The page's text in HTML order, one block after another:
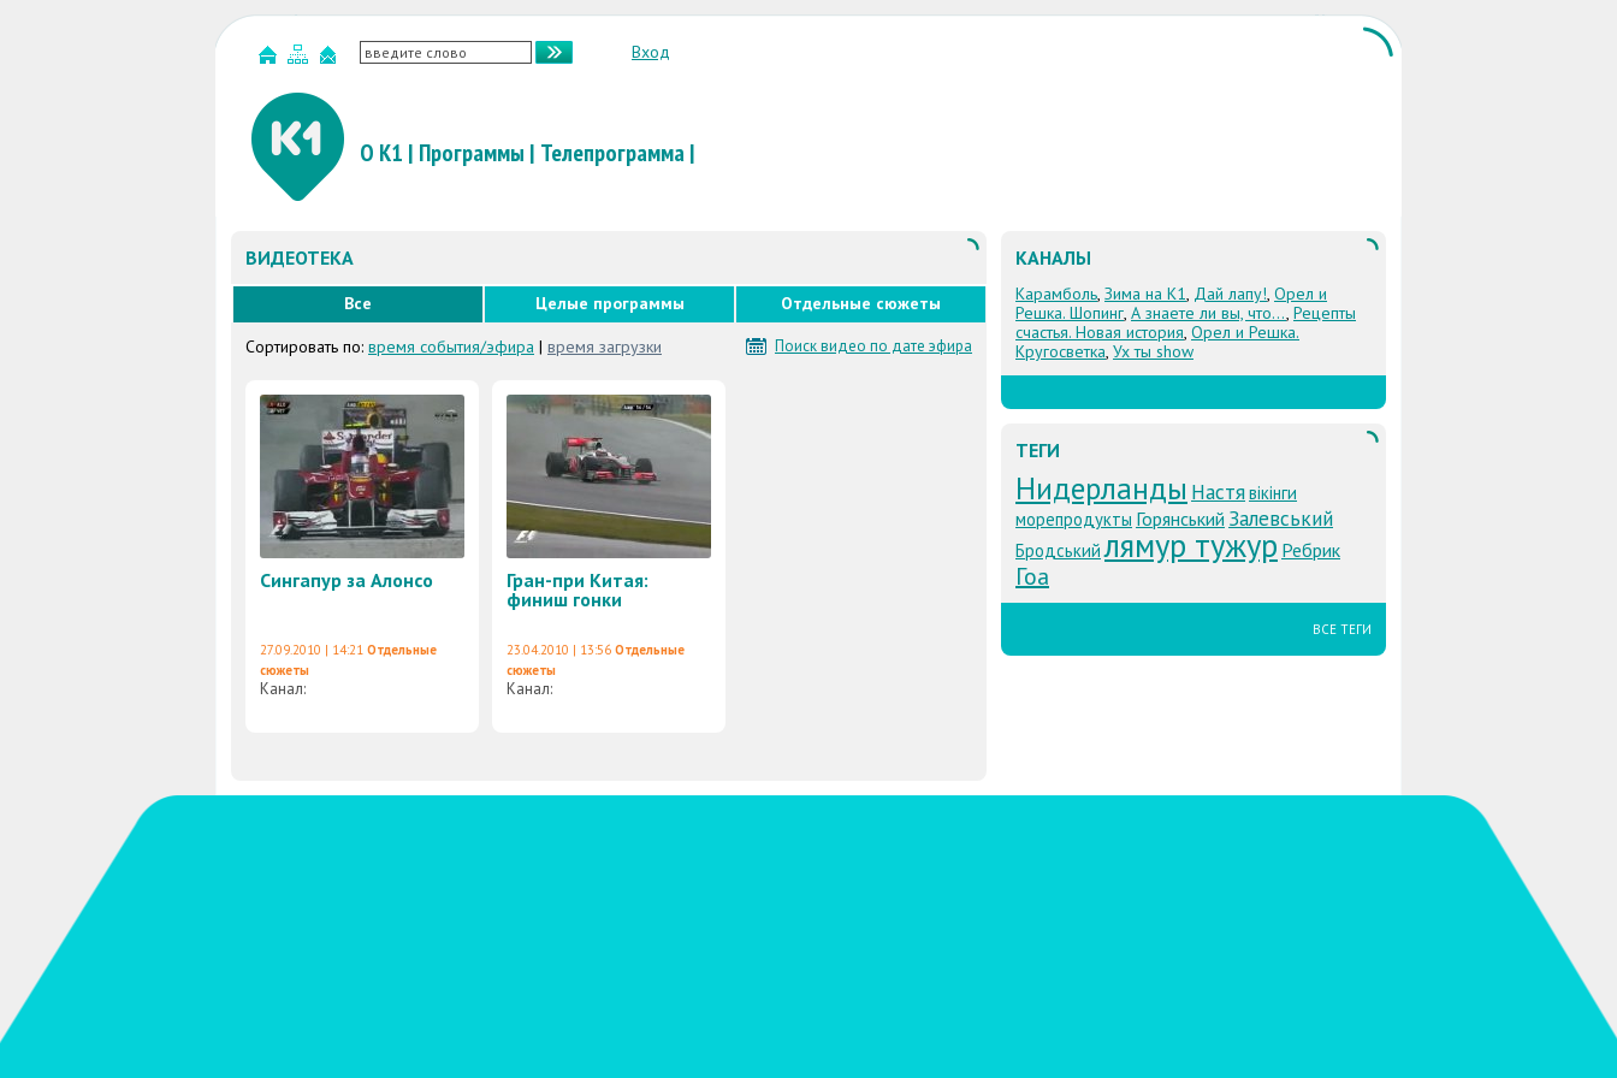
Вход
О К1 | Программы | Телепрограмма|
ВИДЕОТЕКА
Все Целые программы Отдельные сюжеты
Поиск видео по дате эфира
Сортировать по: время события/эфира | время загрузки
Сингапур за Алонсо
27.09.2010 | 14:21 Отдельные
сюжеты
Канал:
Гран-при Китая:
финиш гонки
23.04.2010 | 13:56 Отдельные
сюжеты
Канал:
КАНАЛЫ
Карамболь, Зима на К1, Дай лапу!, Орел и
Решка. Шопинг, А знаете ли вы, что..., Рецепты
счастья. Новая история, Орел и Решка.
Кругосветка, Ух ты show
ТЕГИ
Нидерланды Настявікінги
морепродукты Горянський Залевський
Бродський лямур тужур Ребрик
Гоа
ВСЕ ТЕГИ